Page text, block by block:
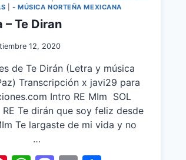
- MÚSICA NORTEÑA MEXICANA
– Te Diran
12, 2020
de Te Dirán (Letra y música
Transcripción x javi29 para
Intro RE MIm SOL
dirán que soy feliz desde
largaste de mi vida y no
…